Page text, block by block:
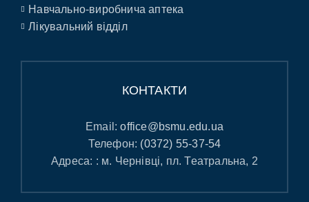
Навчально-виробнича аптека
Лікувальний відділ
КОНТАКТИ
Email:office@bsmu.edu.ua
Телефон: (0372) 55-37-54
Адреса: : м. Чернівці, пл. Театральна, 2